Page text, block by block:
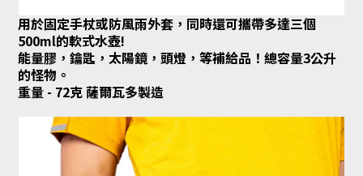
用於固定手杖或防風雨外套，同時還可攜帶多達三個
500ml的軟式水壺!
能量膠，鑰匙，太陽鏡，頭燈，等補給品！總容量3公升
的怪物。
重量 - 72克 薩爾瓦多製造